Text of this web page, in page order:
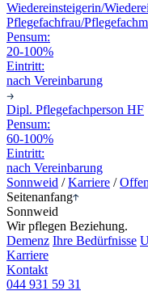
Wiedereinsteigerin/
Pflegefachfrau/
Pensum:
20-100%
Eintritt:
nach Vereinbarung
Dipl. Pflegefachperson HF
Pensum:
60-100%
Eintritt:
nach Vereinbarung
Sonnweid /Karriere /
Seitenanfang
Sonnweid
Wir pflegen Beziehung.
Demenz Ihre Bedürfnisse
Karriere
Kontakt
044 931 59 31